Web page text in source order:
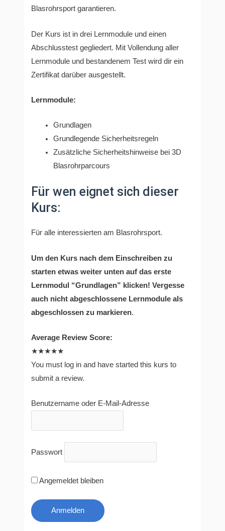
Blasrohrsport garantieren.
Der Kurs ist in drei Lernmodule und einen
Abschlusstest gegliedert. Mit Vollendung aller
Lernmodule und bestandenem Test wird dir ein
Zertifikat darüber ausgestellt.
Lernmodule:
Grundlagen
Grundlegende Sicherheitsregeln
Zusätzliche Sicherheitshinweise bei 3D
Blasrohrparcours
Für wen eignet sich dieser
Kurs:
Für alle interessierten am Blasrohrsport.
Um den Kurs nach dem Einschreiben zu
starten etwas weiter unten auf das erste
Lernmodul “Grundlagen” klicken! Vergesse
auch nicht abgeschlossene Lernmodule als
abgeschlossen zu markieren.
Average Review Score:
★★★★★
You must log in and have started this kurs to
submit a review.
Benutzername oder E-Mail-Adresse
Passwort
Angemeldet bleiben